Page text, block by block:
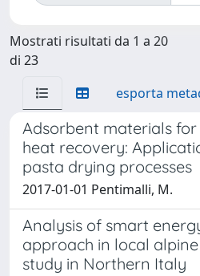
Mostrati risultati da 1 a 20
di 23
esporta
Adsorbent materials
heat recovery:
pasta drying processes
2017-01-01 Pentimalli, M.
Analysis of smart
approach in local
study in Northern Italy